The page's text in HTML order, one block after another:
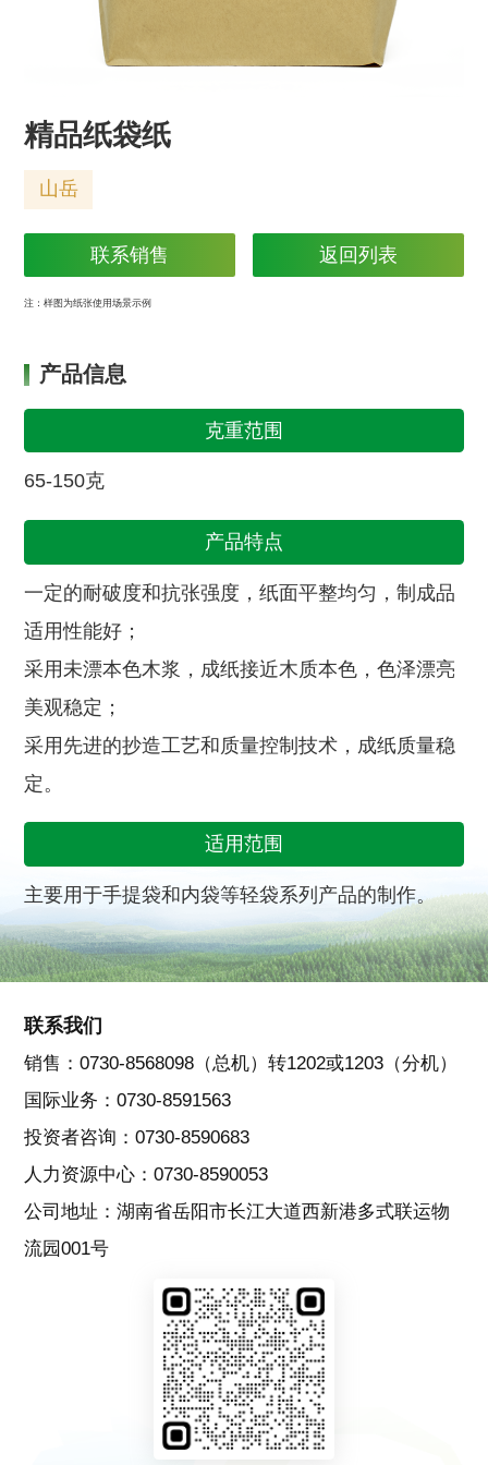
精品纸袋纸
山岳
联系销售 返回列表
注：样图为纸张使用场景示例
产品信息
克重范围
65-150克
产品特点
一定的耐破度和抗张强度，纸面平整均匀，制成品
适用性能好；
采用未漂本色木浆，成纸接近木质本色，色泽漂亮
美观稳定；
采用先进的抄造工艺和质量控制技术，成纸质量稳
定。
适用范围
主要用于手提袋和内袋等轻袋系列产品的制作。
联系我们
销售：0730-8568098（总机）转1202或1203（分机）
国际业务：0730-8591563
投资者咨询：0730-8590683
人力资源中心：0730-8590053
公司地址：湖南省岳阳市长江大道西新港多式联运物
流园001号